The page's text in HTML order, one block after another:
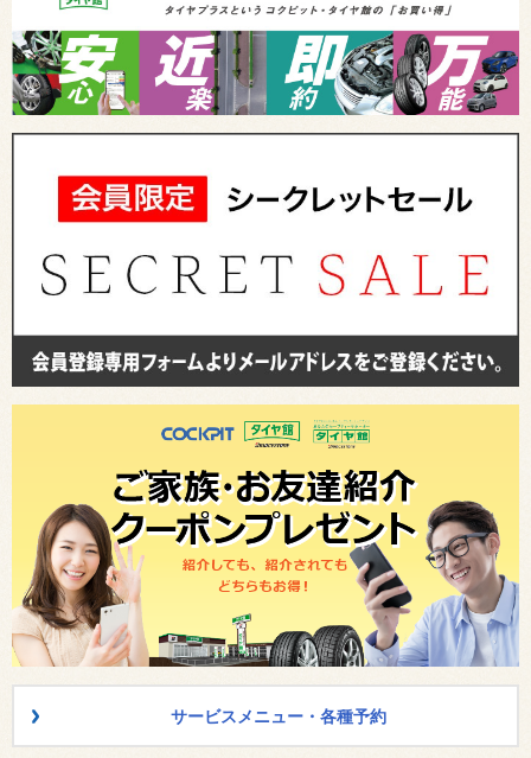
サービスメニュー・各種予約